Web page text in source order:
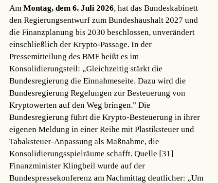
AmMontag, dem 6. Juli 2026, hat das Bundeskabinett
den Regierungsentwurf zum Bundeshaushalt 2027 und
die Finanzplanung bis 2030 beschlossen, unverändert
einschließlich der Krypto-Passage. In der
Pressemitteilung des BMF heißt es im
Konsolidierungsteil: „Gleichzeitig stärkt die
Bundesregierung die Einnahmeseite. Dazu wird die
Bundesregierung Regelungen zur Besteuerung von
Kryptowerten auf den Weg bringen." Die
Bundesregierung führt die Krypto-Besteuerung in ihrer
eigenen Meldung in einer Reihe mit Plastiksteuer und
Tabaksteuer-Anpassung als Maßnahme, die
Konsolidierungsspielräume schafft.Quelle [31]
Finanzminister Klingbeil wurde auf der
Bundespressekonferenz am Nachmittag deutlicher: „Um